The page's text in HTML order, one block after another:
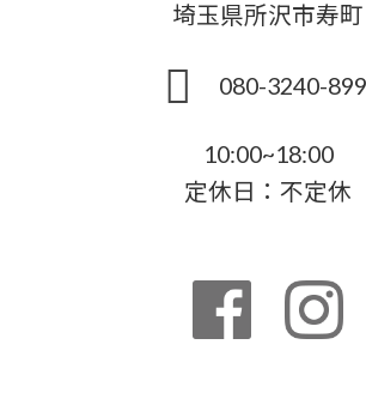
埼玉県所沢市寿町
080-3240-
10:00~18:00
定休日：不定休